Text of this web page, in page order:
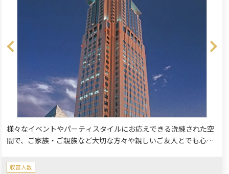
様々なイベントやパーティスタイルにお応えできる洗練された空
間で、ご家族・ご親族など大切な方々や親しいご友人とでも心も
お誕生日祝いなどにご利用くださいませ。
収容人数